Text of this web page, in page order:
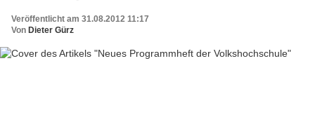
Veröffentlicht am 31.08.2012 11:17
Von Dieter Gürz